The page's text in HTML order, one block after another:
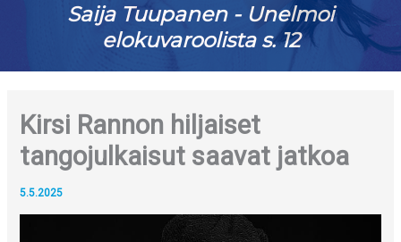
Saija Tuupanen - Unelmoi
elokuvaroolista s. 12
Kirsi Rannon hiljaiset
tangojulkaisut saavat jatkoa
5.5.2025